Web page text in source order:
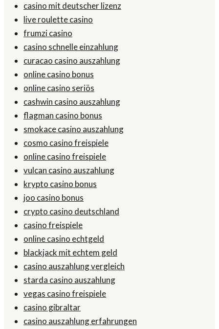
casino mit deutscher lizenz
live roulette casino
frumzi casino
casino schnelle einzahlung
curacao casino auszahlung
online casino bonus
online casino seriös
cashwin casino auszahlung
flagman casino bonus
smokace casino auszahlung
cosmo casino freispiele
online casino freispiele
vulcan casino auszahlung
krypto casino bonus
joo casino bonus
crypto casino deutschland
casino freispiele
online casino echtgeld
blackjack mit echtem geld
casino auszahlung vergleich
starda casino auszahlung
vegas casino freispiele
casino gibraltar
casino auszahlung erfahrungen